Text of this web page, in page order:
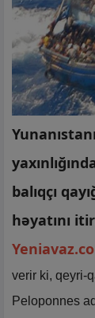
balıqçı
həyatını
verir ki, qeyri-
Peloponnes